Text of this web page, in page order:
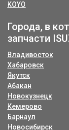
KOYO
Города, в
запчасти
Владивосток
Хабаровск
Якутск
Абакан
Новокузнецк
Кемерово
Барнаул
Новосибирск